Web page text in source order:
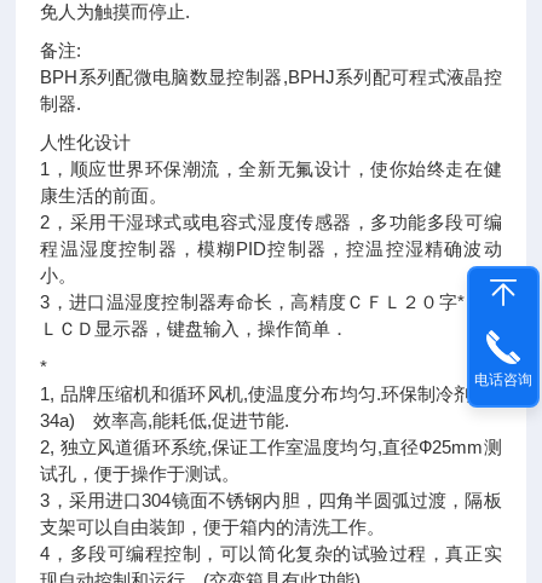
免人为触摸而停止.
备注:
BPH系列配微电脑数显控制器,BPHJ系列配可程式液晶控
制器.
人性化设计
1，顺应世界环保潮流，全新无氟设计，使你始终走在健
康生活的前面。
2，采用干湿球式或电容式湿度传感器，多功能多段可编
程温湿度控制器，模糊PID控制器，控温控湿精确波动
小。
3，进口温湿度控制器寿命长，高精度ＣＦＬ２０字*６行
ＬＣＤ显示器，键盘输入，操作简单．
*
1, 品牌压缩机和循环风机,使温度分布均匀.环保制冷剂(R1
34a) 效率高,能耗低,促进节能.
2, 独立风道循环系统,保证工作室温度均匀,直径Ф25mm测
试孔，便于操作于测试。
3，采用进口304镜面不锈钢内胆，四角半圆弧过渡，隔板
支架可以自由装卸，便于箱内的清洗工作。
4，多段可编程控制，可以简化复杂的试验过程，真正实
电话咨询